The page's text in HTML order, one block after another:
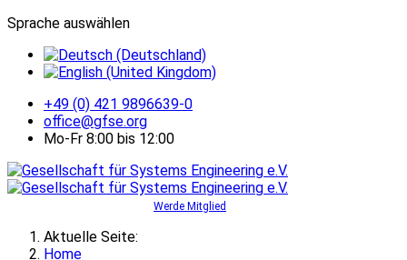
Sprache auswählen
+49 (0) 421 9896639-0
office@gfse.org
Mo-Fr 8:00 bis 12:00
Werde Mitglied
Aktuelle Seite:
Home